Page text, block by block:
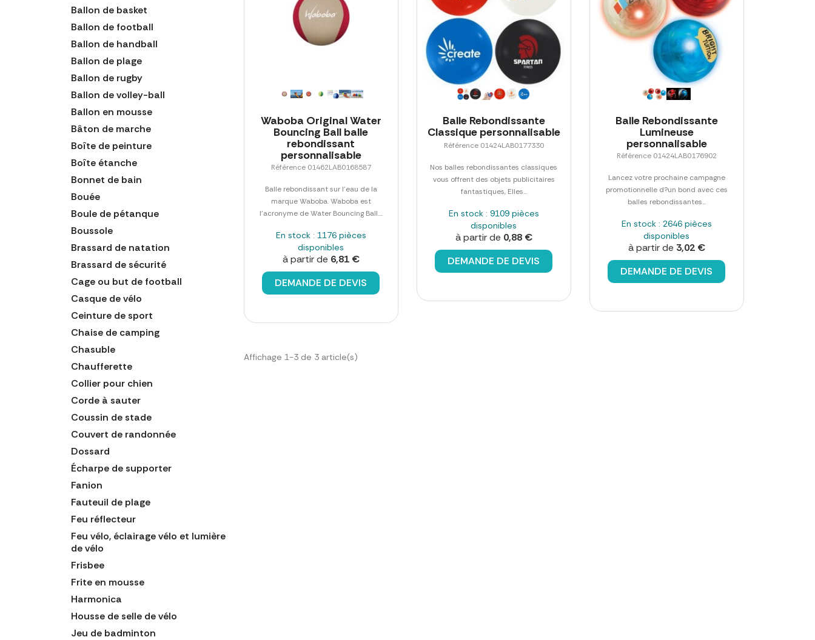
Ballon de basket
Ballon de football
Ballon de handball
Ballon de plage
Ballon de rugby
Ballon de volley-ball
Ballon en mousse
Bâton de marche
Boîte de peinture
Boîte étanche
Bonnet de bain
Bouée
Boule de pétanque
Boussole
Brassard de natation
Brassard de sécurité
Cage ou but de football
Casque de vélo
Ceinture de sport
Chaise de camping
Chasuble
Chaufferette
Collier pour chien
Corde à sauter
Coussin de stade
Couvert de randonnée
Dossard
Écharpe de supporter
Fanion
Fauteuil de plage
Feu réflecteur
Feu vélo, éclairage vélo et lumière
de vélo
Frisbee
Frite en mousse
Harmonica
Housse de selle de vélo
Jeu de badminton
Waboba Original Water
Bouncing Ball balle
rebondissant
personnalisable
Référence 01462LAB0168587
Balle rebondissant sur l'eau de la
marque Waboba. Waboba est
l'acronyme de Water Bouncing Ball....
En stock : 1176 pièces
disponibles
à partir de 6,81 €
DEMANDE DE DEVIS
Balle Rebondissante
Classique personnalisable
Référence 01424LAB0177330
Nos balles rebondissantes classiques
vous offrent des objets publicitaires
fantastiques, Elles...
En stock : 9109 pièces
disponibles
à partir de 0,88 €
DEMANDE DE DEVIS
Balle Rebondissante
Lumineuse
personnalisable
Référence 01424LAB0176902
Lancez votre prochaine campagne
promotionnelle d?un bond avec ces
balles rebondissantes...
En stock : 2646 pièces
disponibles
à partir de 3,02 €
DEMANDE DE DEVIS
Affichage 1-3 de 3 article(s)